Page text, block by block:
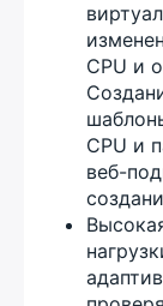
CPU и
CPU и
веб-